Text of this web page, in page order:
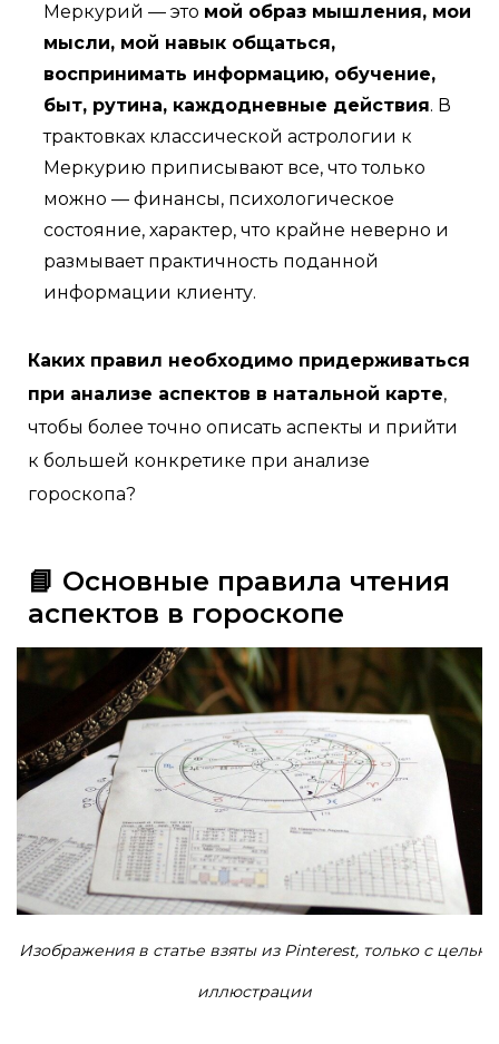
Меркурий — это мой образ мышления, мои
мысли, мой навык общаться,
воспринимать информацию, обучение,
быт, рутина, каждодневные действия. В
трактовках классической астрологии к
Меркурию приписывают все, что только
можно — финансы, психологическое
состояние, характер, что крайне неверно и
размывает практичность поданной
информации клиенту.
Каких правил необходимо придерживаться
при анализе аспектов в натальной карте,
чтобы более точно описать аспекты и прийти
к большей конкретике при анализе
гороскопа?
📘 Основные правила чтения
аспектов в гороскопе
Изображения в статье взяты из Pinterest, только с целью
иллюстрации